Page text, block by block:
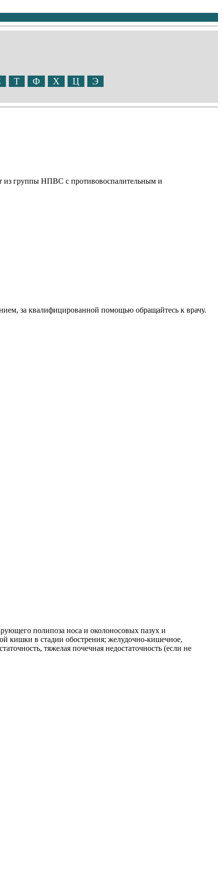
Т Ф Х Ц Э
из группы НПВС с противовоспалительным и
за квалифицированной помощью обращайтесь к врачу.
полипоза носа и околоносовых пазух и
кишки в стадии обострения; желудочно-кишечное,
тяжелая почечная недостаточность (если не